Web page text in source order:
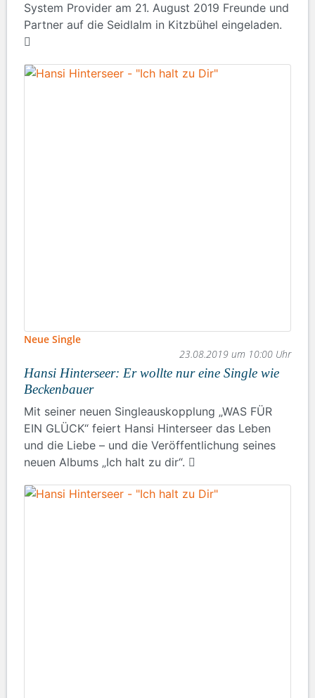
System Provider am 21. August 2019 Freunde und
Partner auf die Seidlalm in Kitzbühel eingeladen.
Neue Single
23.08.2019 um 10:00 Uhr
Hansi Hinterseer: Er wollte nur eine Single wie
Beckenbauer
Mit seiner neuen Singleauskopplung „WAS FÜR
EIN GLÜCK“ feiert Hansi Hinterseer das Leben
und die Liebe – und die Veröffentlichung seines
neuen Albums „Ich halt zu dir“.